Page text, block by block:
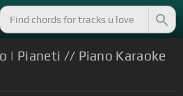
| Pianeti // Piano Karaoke